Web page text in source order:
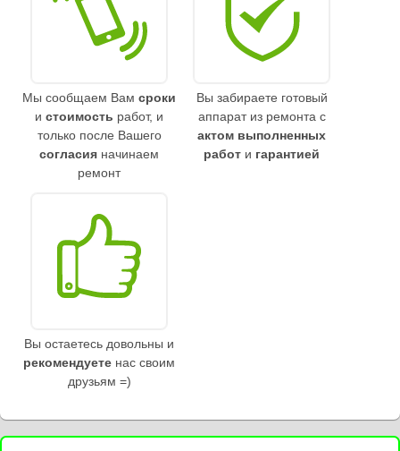
Мы сообщаем Вам сроки
и стоимость работ, и
только после Вашего
согласия начинаем
ремонт
Вы забираете готовый
аппарат из ремонта с
актом выполненных
работ и гарантией
Вы остаетесь довольны и
рекомендуете нас своим
друзьям =)